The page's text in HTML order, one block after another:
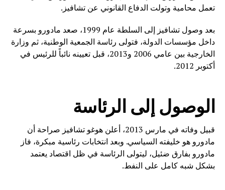
تعمل محامية وتولت الدفاع القانوني عن تشافيز.
بعد وصول تشافيز إلى السلطة عام 1999، صعد مادورو بسرعة
داخل مؤسسات الدولة، فتولى رئاسة الجمعية الوطنية، ثم وزارة
الخارجية بين عامي 2006 و2013، قبل تعيينه نائباً للرئيس في
أكتوبر 2012.
الوصول إلى الرئاسة
قبيل وفاته في مارس 2013، أعلن هوغو تشافيز صراحة أن
مادورو هو خليفته السياسي. وبعد انتخابات رئاسية مبكرة، فاز
مادورو بفارق ضئيل، ليتولى الرئاسة في ظل اقتصاد يعتمد
بشكل شبه كامل على النفط.